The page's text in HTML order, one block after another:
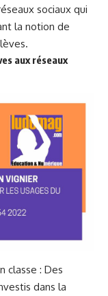
sociaux qui
la notion de
aux réseaux
classe : Des
dans la